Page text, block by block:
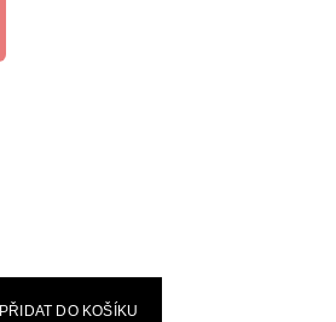
PŘIDAT DO KOŠÍKU